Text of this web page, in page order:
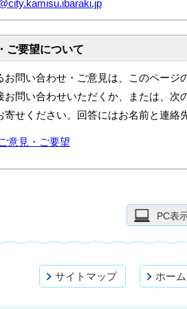
ご要望について
お問い合わせ・ご意見は、このページ
お問い合わせいただくか、または、次
寄せください。回答にはお名前と連絡
意見・ご要望
PC表
サイトマップ ホー